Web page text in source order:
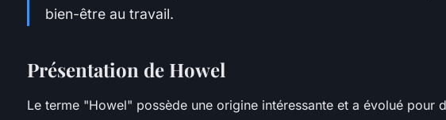
bien-être au travail.
Présentation de Howel
Le terme "Howel" possède une origine intéressante et a évolué pour